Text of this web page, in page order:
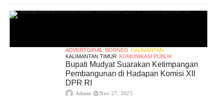
ADVERTORIAL BORNEO KALIMANTAN
KALIMANTAN TIMUR KOMUNIKASI PUBLIK
Bupati Mudyat Suarakan Ketimpangan
Pembangunan di Hadapan Komisi XII
DPR RI
Admin Nov 27, 2025